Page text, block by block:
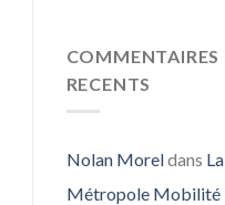
COMMENTAIRES
RECENTS
Nolan Moreldans La
Métropole Mobilité